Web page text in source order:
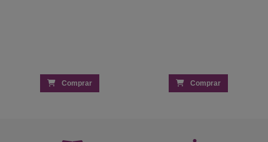
Comprar Comprar